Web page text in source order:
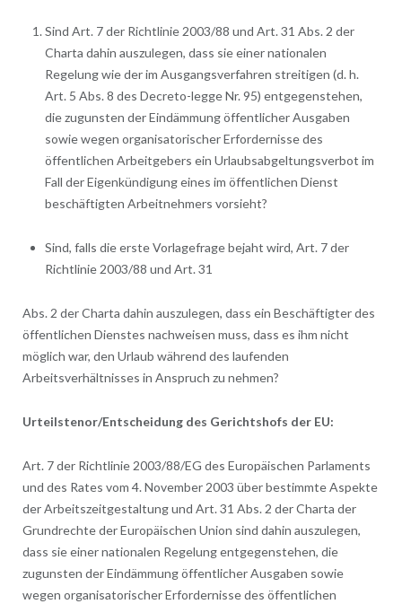
Sind Art. 7 der Richtlinie 2003/88 und Art. 31 Abs. 2 der
Charta dahin auszulegen, dass sie einer nationalen
Regelung wie der im Ausgangsverfahren streitigen (d. h.
Art. 5 Abs. 8 des Decreto-legge Nr. 95) entgegenstehen,
die zugunsten der Eindämmung öffentlicher Ausgaben
sowie wegen organisatorischer Erfordernisse des
öffentlichen Arbeitgebers ein Urlaubsabgeltungsverbot im
Fall der Eigenkündigung eines im öffentlichen Dienst
beschäftigten Arbeitnehmers vorsieht?
Sind, falls die erste Vorlagefrage bejaht wird, Art. 7 der
Richtlinie 2003/88 und Art. 31
Abs. 2 der Charta dahin auszulegen, dass ein Beschäftigter des
öffentlichen Dienstes nachweisen muss, dass es ihm nicht
möglich war, den Urlaub während des laufenden
Arbeitsverhältnisses in Anspruch zu nehmen?
Urteilstenor/Entscheidung des Gerichtshofs der EU:
Art. 7 der Richtlinie 2003/88/EG des Europäischen Parlaments
und des Rates vom 4. November 2003 über bestimmte Aspekte
der Arbeitszeitgestaltung und Art. 31 Abs. 2 der Charta der
Grundrechte der Europäischen Union sind dahin auszulegen,
dass sie einer nationalen Regelung entgegenstehen, die
zugunsten der Eindämmung öffentlicher Ausgaben sowie
wegen organisatorischer Erfordernisse des öffentlichen